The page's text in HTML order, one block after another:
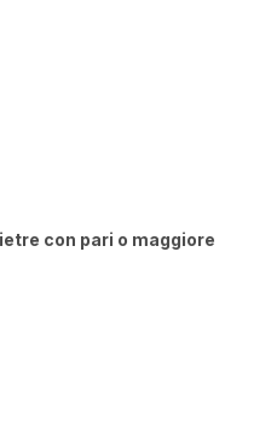
con pari o maggiore